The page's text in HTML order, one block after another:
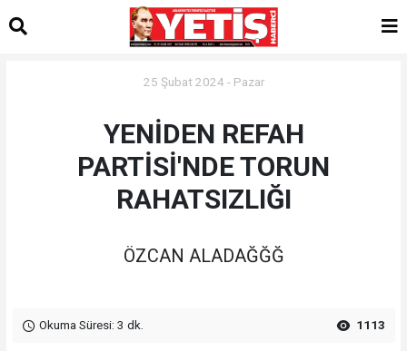
25 Şubat 2024 - Pazar
YENİDEN REFAH
PARTİSİ'NDE TORUN
RAHATSIZLIĞI
ÖZCAN ALADAĞĞĞ
Okuma Süresi: 3 dk. 1113